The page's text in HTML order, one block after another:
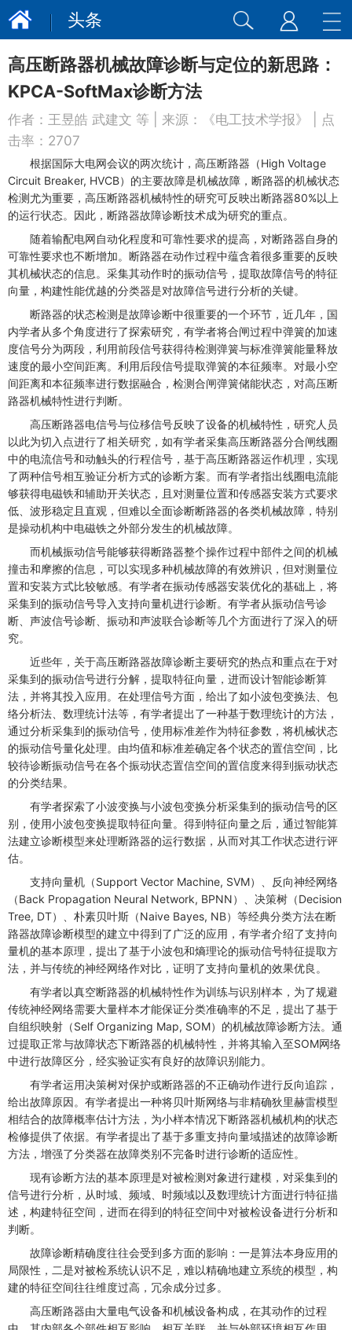
头条
高压断路器机械故障诊断与定位的新思路：
KPCA-SoftMax诊断方法
作者： 王昱皓 武建文 等 | 来源： 《电工技术学报》
| 点
击率： 2707
根据国际大电网会议的两次统计，高压断路器（High Voltage
Circuit Breaker, HVCB）的主要故障是机械故障，断路器的机械状态
检测尤为重要，高压断路器机械特性的研究可反映出断路器80%以上
的运行状态。因此，断路器故障诊断技术成为研究的重点。
随着输配电网自动化程度和可靠性要求的提高，对断路器自身的
可靠性要求也不断增加。断路器在动作过程中蕴含着很多重要的反映
其机械状态的信息。采集其动作时的振动信号，提取故障信号的特征
向量，构建性能优越的分类器是对故障信号进行分析的关键。
断路器的状态检测是故障诊断中很重要的一个环节，近几年，国
内学者从多个角度进行了探索研究，有学者将合闸过程中弹簧的加速
度信号分为两段，利用前段信号获得待检测弹簧与标准弹簧能量释放
速度的最小空间距离。利用后段信号提取弹簧的本征频率。对最小空
间距离和本征频率进行数据融合，检测合闸弹簧储能状态，对高压断
路器机械特性进行判断。
高压断路器电信号与位移信号反映了设备的机械特性，研究人员
以此为切入点进行了相关研究，如有学者采集高压断路器分合闸线圈
中的电流信号和动触头的行程信号，基于高压断路器运作机理，实现
了两种信号相互验证分析方式的诊断方案。而有学者指出线圈电流能
够获得电磁铁和辅助开关状态，且对测量位置和传感器安装方式要求
低、波形稳定且直观，但难以全面诊断断路器的各类机械故障，特别
是操动机构中电磁铁之外部分发生的机械故障。
而机械振动信号能够获得断路器整个操作过程中部件之间的机械
撞击和摩擦的信息，可以实现多种机械故障的有效辨识，但对测量位
置和安装方式比较敏感。有学者在振动传感器安装优化的基础上，将
采集到的振动信号导入支持向量机进行诊断。有学者从振动信号诊
断、声波信号诊断、振动和声波联合诊断等几个方面进行了深入的研
究。
近些年，关于高压断路器故障诊断主要研究的热点和重点在于对
采集到的振动信号进行分解，提取特征向量，进而设计智能诊断算
法，并将其投入应用。在处理信号方面，给出了如小波包变换法、包
络分析法、数理统计法等，有学者提出了一种基于数理统计的方法，
通过分析采集到的振动信号，使用标准差作为特征参数，将机械状态
的振动信号量化处理。由均值和标准差确定各个状态的置信空间，比
较待诊断振动信号在各个振动状态置信空间的置信度来得到振动状态
的分类结果。
有学者探索了小波变换与小波包变换分析采集到的振动信号的区
别，使用小波包变换提取特征向量。得到特征向量之后，通过智能算
法建立诊断模型来处理断路器的运行数据，从而对其工作状态进行评
估。
支持向量机（Support Vector Machine, SVM）、反向神经网络
（Back Propagation Neural Network, BPNN）、决策树（Decision
Tree, DT）、朴素贝叶斯（Naive Bayes, NB）等经典分类方法在断
路器故障诊断模型的建立中得到了广泛的应用，有学者介绍了支持向
量机的基本原理，提出了基于小波包和熵理论的振动信号特征提取方
法，并与传统的神经网络作对比，证明了支持向量机的效果优良。
有学者以真空断路器的机械特性作为训练与识别样本，为了规避
传统神经网络需要大量样本才能保证分类准确率的不足，提出了基于
自组织映射（Self Organizing Map, SOM）的机械故障诊断方法。通
过提取正常与故障状态下断路器的机械特性，并将其输入至SOM网络
中进行故障区分，经实验证实有良好的故障识别能力。
有学者运用决策树对保护或断路器的不正确动作进行反向追踪，
给出故障原因。有学者提出一种将贝叶斯网络与非精确狄里赫雷模型
相结合的故障概率估计方法，为小样本情况下断路器机械机构的状态
检修提供了依据。有学者提出了基于多重支持向量域描述的故障诊断
方法，增强了分类器在故障类别不完备时进行诊断的适应性。
现有诊断方法的基本原理是对被检测对象进行建模，对采集到的
信号进行分析，从时域、频域、时频域以及数理统计方面进行特征描
述，构建特征空间，进而在得到的特征空间中对被检设备进行分析和
判断。
故障诊断精确度往往会受到多方面的影响：一是算法本身应用的
局限性，二是对被检系统认识不足，难以精确地建立系统的模型，构
建的特征空间往往维度过高，冗余成分过多。
高压断路器由大量电气设备和机械设备构成，在其动作的过程